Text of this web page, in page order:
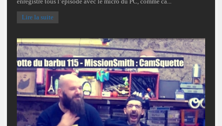
Lire la suite